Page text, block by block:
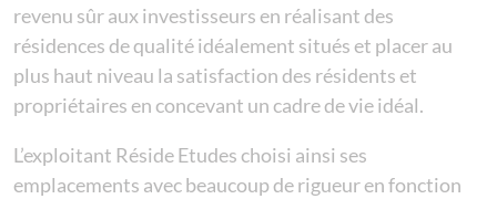
revenu sûr aux investisseurs en réalisant des
résidences de qualité idéalement situés et placer au
plus haut niveau la satisfaction des résidents et
propriétaires en concevant un cadre de vie idéal.
L’exploitant Réside Etudes choisi ainsi ses
emplacements avec beaucoup de rigueur en fonction